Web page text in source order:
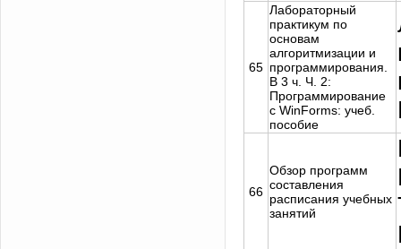
65
Лабораторный
практикум по
основам
алгоритмизации и
программирования.
В 3 ч. Ч. 2:
Программирование
с WinForms: учеб.
пособие
66
Обзор программ
составления
расписания учебных
занятий